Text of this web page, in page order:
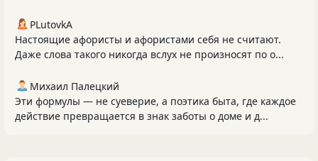
PLutоvkА
Настоящие афористы и афористами себя не считают.
Даже слова такого никогда вслух не произносят по о...
Михаил Палецкий
Эти формулы — не суеверие, а поэтика быта, где каждое
действие превращается в знак заботы о доме и д...